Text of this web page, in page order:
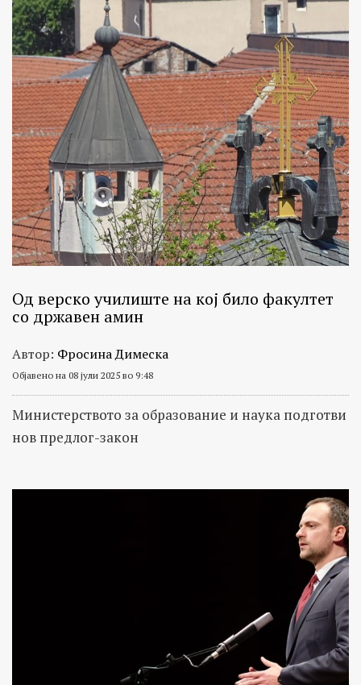
Од верско училиште на кој било факултет
со државен амин
Автор: Фросина Димеска
Објавено на 08 јули 2025 во 9:48
Министерството за образование и наука подготви
нов предлог-закон